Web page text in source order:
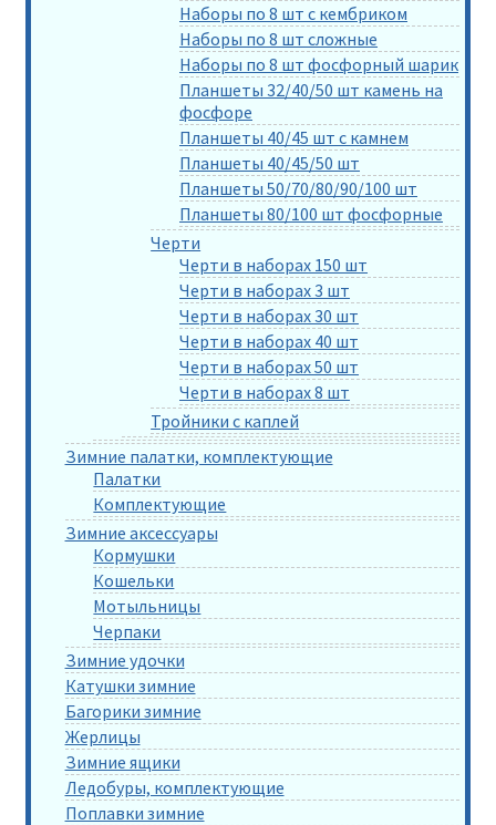
Наборы по 8 шт с кембриком
Наборы по 8 шт сложные
Наборы по 8 шт фосфорный шарик
Планшеты 32/40/50 шт камень на
фосфоре
Планшеты 40/45 шт с камнем
Планшеты 40/45/50 шт
Планшеты 50/70/80/90/100 шт
Планшеты 80/100 шт фосфорные
Черти
Черти в наборах 150 шт
Черти в наборах 3 шт
Черти в наборах 30 шт
Черти в наборах 40 шт
Черти в наборах 50 шт
Черти в наборах 8 шт
Тройники с каплей
Зимние палатки, комплектующие
Палатки
Комплектующие
Зимние аксессуары
Кормушки
Кошельки
Мотыльницы
Черпаки
Зимние удочки
Катушки зимние
Багорики зимние
Жерлицы
Зимние ящики
Ледобуры, комплектующие
Поплавки зимние